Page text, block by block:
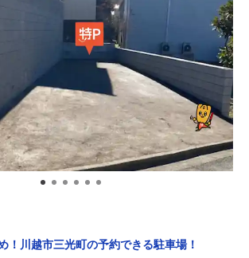
！川越市三光町の予約できる駐車場！